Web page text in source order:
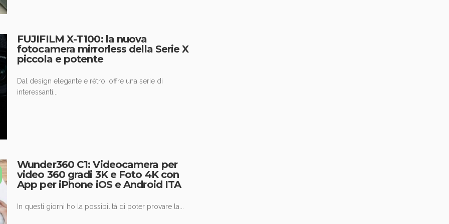
FUJIFILM X-T100: la nuova
fotocamera mirrorless della Serie X
piccola e potente
Dal design elegante e rètro, offre una serie di
interessanti...
Wunder360 C1: Videocamera per
video 360 gradi 3K e Foto 4K con
App per iPhone iOS e Android ITA
In questi giorni ho la possibilità di poter provare la...